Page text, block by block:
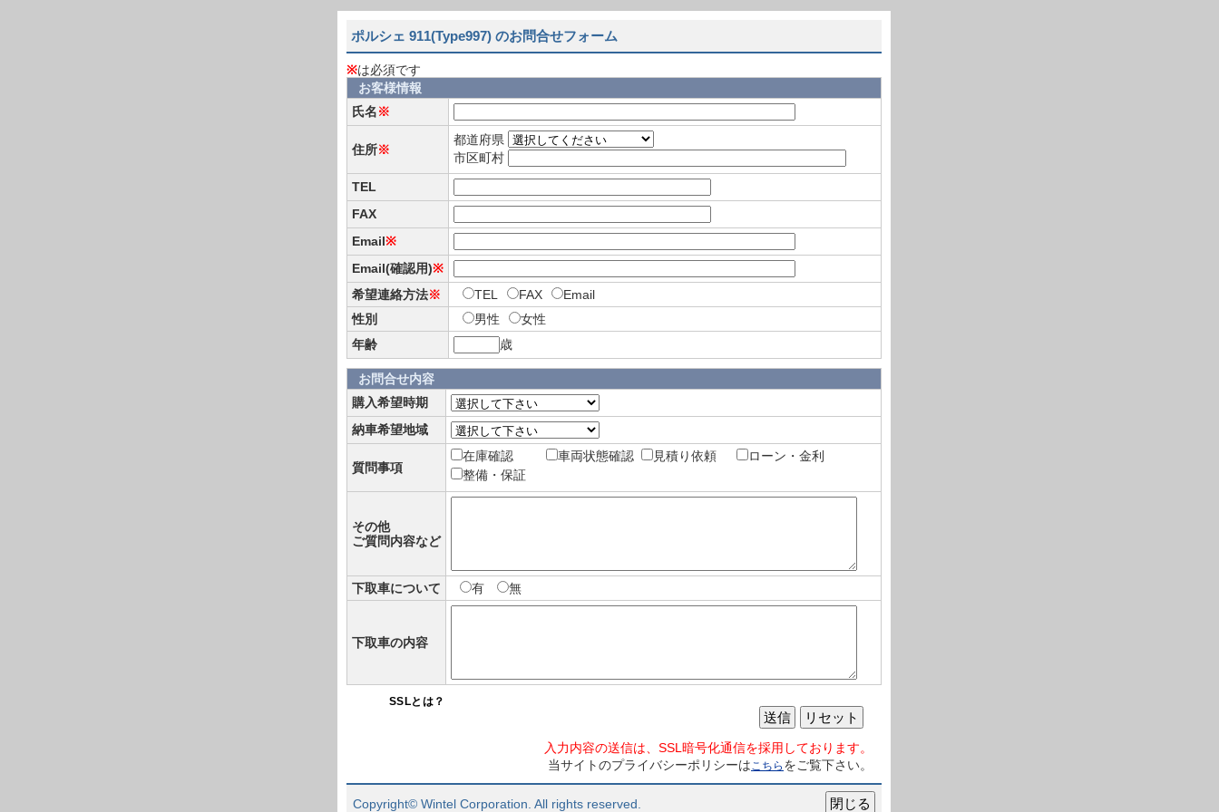
ポルシェ 911(Type997) のお問合せフォーム
※は必須です
お客様情報
氏名※
住所※
都道府県
市区町村
TEL
FAX
Email※
Email(確認用)※
希望連絡方法※ TEL FAX
Email
性別
男性
女性
年齢
歳
お問合せ内容
購入希望時期
納車希望地域
質問事項
在庫確認 車両状態確認 見積り依頼
ローン・金利
整備・保証
その他
ご質問内容など
下取車について 有 無
下取車の内容
SSLとは？
リセット
送信
入力内容の送信は、SSL暗号化通信を採用しております。
当サイトのプライバシーポリシーはこちら をご覧下さい。
Copyright© Wintel Corporation. All rights reserved.